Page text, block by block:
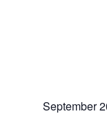
September